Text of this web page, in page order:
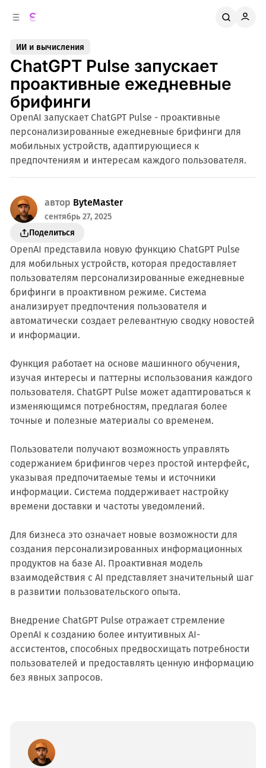
ИИ и вычисления
ChatGPT Pulse запускает
проактивные ежедневные
брифинги
OpenAI запускает ChatGPT Pulse - проактивные
персонализированные ежедневные брифинги для
мобильных устройств, адаптирующиеся к
предпочтениям и интересам каждого пользователя.
автор ByteMaster
сентябрь 27, 2025
Поделиться
OpenAI представила новую функцию ChatGPT Pulse
для мобильных устройств, которая предоставляет
пользователям персонализированные ежедневные
брифинги в проактивном режиме. Система
анализирует предпочтения пользователя и
автоматически создает релевантную сводку новостей
и информации.
Функция работает на основе машинного обучения,
изучая интересы и паттерны использования каждого
пользователя. ChatGPT Pulse может адаптироваться к
изменяющимся потребностям, предлагая более
точные и полезные материалы со временем.
Пользователи получают возможность управлять
содержанием брифингов через простой интерфейс,
указывая предпочитаемые темы и источники
информации. Система поддерживает настройку
времени доставки и частоты уведомлений.
Для бизнеса это означает новые возможности для
создания персонализированных информационных
продуктов на базе AI. Проактивная модель
взаимодействия с AI представляет значительный шаг
в развитии пользовательского опыта.
Внедрение ChatGPT Pulse отражает стремление
OpenAI к созданию более интуитивных AI-
ассистентов, способных предвосхищать потребности
пользователей и предоставлять ценную информацию
без явных запросов.